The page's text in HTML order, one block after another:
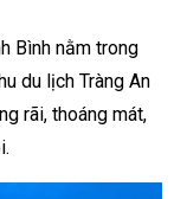
Bình nằm trong
du lịch Tràng An
rãi, thoáng mát,